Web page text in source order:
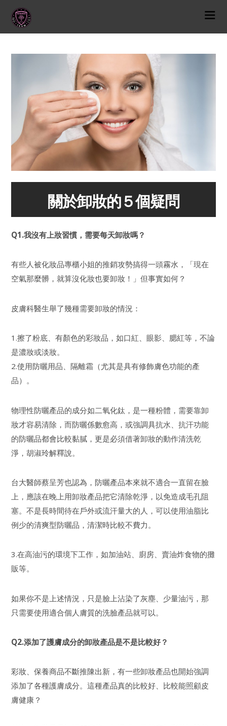
關於卸妝的５個疑問
Q1.我沒有上妝習慣，需要每天卸妝嗎？
有些人被化妝品專櫃小姐的推銷攻勢搞得一頭霧水，「現在
空氣那麼髒，就算沒化妝也要卸妝！」但事實如何？
皮膚科醫生舉了幾種需要卸妝的情況：
1.擦了粉底、有顏色的彩妝品，如口紅、眼影、腮紅等，不論
是濃妝或淡妝。
2.使用防曬用品、隔離霜（尤其是具有修飾膚色功能的產
品）。
物理性防曬產品的成分如二氧化鈦，是一種粉體，需要靠卸
妝才容易清除，而防曬係數愈高，或強調具抗水、抗汗功能
的防曬品都會比較黏膩，更是必須借著卸妝的動作清洗乾
淨，胡淑玲解釋說。
台大醫師蔡呈芳也認為，防曬產品本來就不適合一直留在臉
上，應該在晚上用卸妝產品把它清除乾淨，以免造成毛孔阻
塞。不是長時間待在戶外或流汗量大的人，可以使用油脂比
例少的清爽型防曬品，清潔時比較不費力。
3.在高油污的環境下工作，如加油站、廚房、賣油炸食物的攤
販等。
如果你不是上述情況，只是臉上沾染了灰塵、少量油污，那
只需要使用適合個人膚質的洗臉產品就可以。
Q2.添加了護膚成分的卸妝產品是不是比較好？
彩妝、保養商品不斷推陳出新，有一些卸妝產品也開始強調
添加了各種護膚成分。這種產品真的比較好、比較能照顧皮
膚健康？